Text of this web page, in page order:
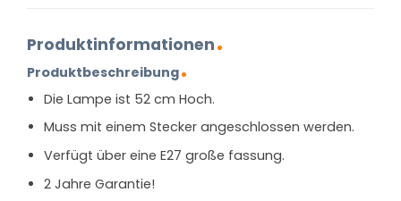
Produktinformationen
Produktbeschreibung
Die Lampe ist 52 cm Hoch.
Muss mit einem Stecker angeschlossen werden.
Verfügt über eine E27 große fassung.
2 Jahre Garantie!